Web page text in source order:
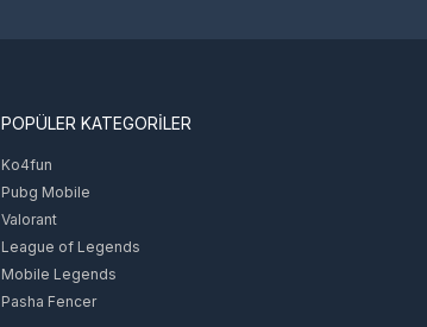
POPÜLER KATEGORİLER
Ko4fun
Pubg Mobile
Valorant
League of Legends
Mobile Legends
Pasha Fencer